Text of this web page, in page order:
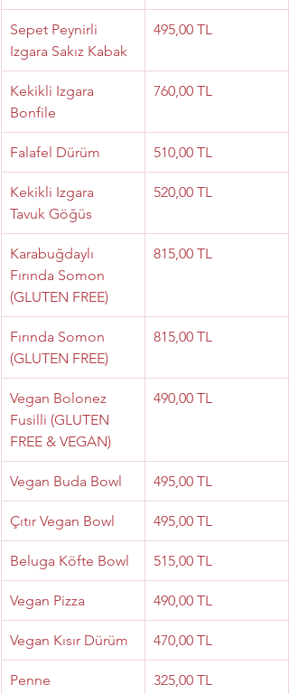
Sepet Peynirli
Izgara Sakız Kabak
495,00 TL
Kekikli Izgara
Bonfile
760,00 TL
Falafel Dürüm 510,00 TL
Kekikli Izgara
Tavuk Göğüs
520,00 TL
Karabuğdaylı
Fırında Somon
(GLUTEN FREE)
815,00 TL
Fırında Somon
(GLUTEN FREE)
815,00 TL
Vegan Bolonez
Fusilli (GLUTEN
FREE & VEGAN)
490,00 TL
Vegan Buda Bowl 495,00 TL
Çıtır Vegan Bowl 495,00 TL
Beluga Köfte Bowl 515,00 TL
Vegan Pizza 490,00 TL
Vegan Kısır Dürüm 470,00 TL
Penne 325,00 TL